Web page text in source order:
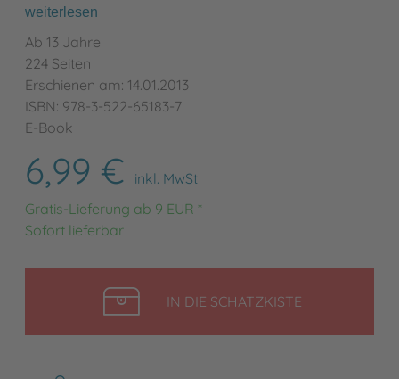
weiterlesen
Ab 13 Jahre
224 Seiten
Erschienen am: 14.01.2013
ISBN: 978-3-522-65183-7
E-Book
6,99 €
inkl. MwSt
Gratis-Lieferung ab 9 EUR *
Sofort lieferbar
IN DIE SCHATZKISTELEGEN